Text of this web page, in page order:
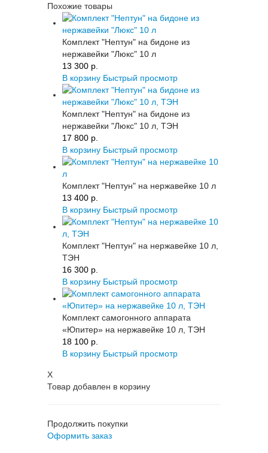
Похожие товары
Комплект "Нептун" на бидоне из
нержавейки "Люкс" 10 л
13 300 p.
В корзину Быстрый просмотр
Комплект "Нептун" на бидоне из
нержавейки "Люкс" 10 л, ТЭН
17 800 p.
В корзину Быстрый просмотр
Комплект "Нептун" на нержавейке 10 л
13 400 p.
В корзину Быстрый просмотр
Комплект "Нептун" на нержавейке 10 л,
ТЭН
16 300 p.
В корзину Быстрый просмотр
Комплект самогонного аппарата
«Юпитер» на нержавейке 10 л, ТЭН
18 100 p.
В корзину Быстрый просмотр
X
Товар добавлен в корзину
Продолжить покупки
Оформить заказ